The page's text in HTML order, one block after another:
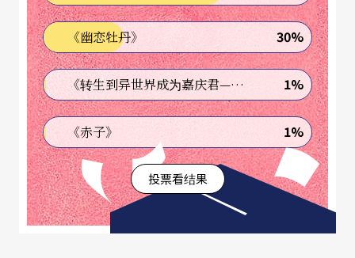
《幽恋牡丹》 30%
《转生到异世界成为嘉庆君—发现我的祖先是诈骗集团!?》 1%
《赤子》 1%
投票看结果